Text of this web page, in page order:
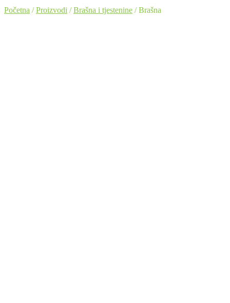
Početna /Proizvodi /Brašna i tjestenine / Brašna